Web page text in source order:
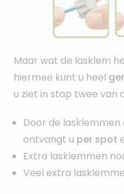
Maar wat de lasklem
hiermee kunt u heel
u ziet in stap twee van
Door de
ontvangt u per spot
Extra lasklemmen
Veel extra